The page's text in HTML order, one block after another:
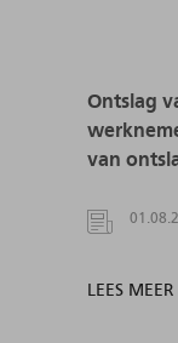
Ontslag
van
LEES MEER